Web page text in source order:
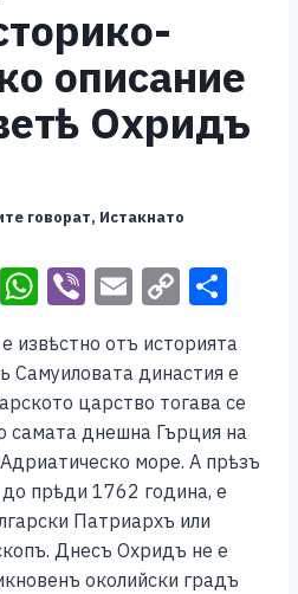
описание
Охридъ
говорат, Истакнато
X W
h
at
s
A
p
p
Vi
er
E
ai
l
C
p
y
Li
n
k
ar
e
извѣстно отъ историята
Самуиловата династия е
царство тогава се
самата днешна Гърция на
море. А прѣзъ
прѣди 1762 година, е
Патриархъ или
Днесъ Охридъ не е
околийски градъ